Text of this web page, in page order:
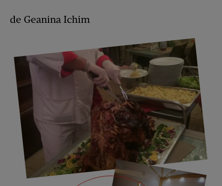
de Geanina Ichim